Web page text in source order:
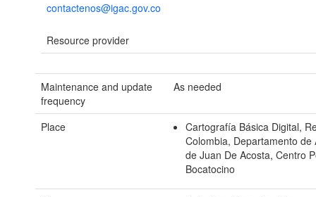
contactenos@igac.gov.co
Resource provider
Maintenance and update
frequency
As needed
Place
Cartografía Básica Digital,
Colombia, Departamento de
de Juan De Acosta, Centro
Bocatocino